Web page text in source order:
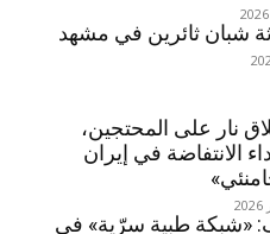
شبان ثائرين في مشهد
نار على المحتجين،
الانتفاضة في إيران
طبية سرّية» في